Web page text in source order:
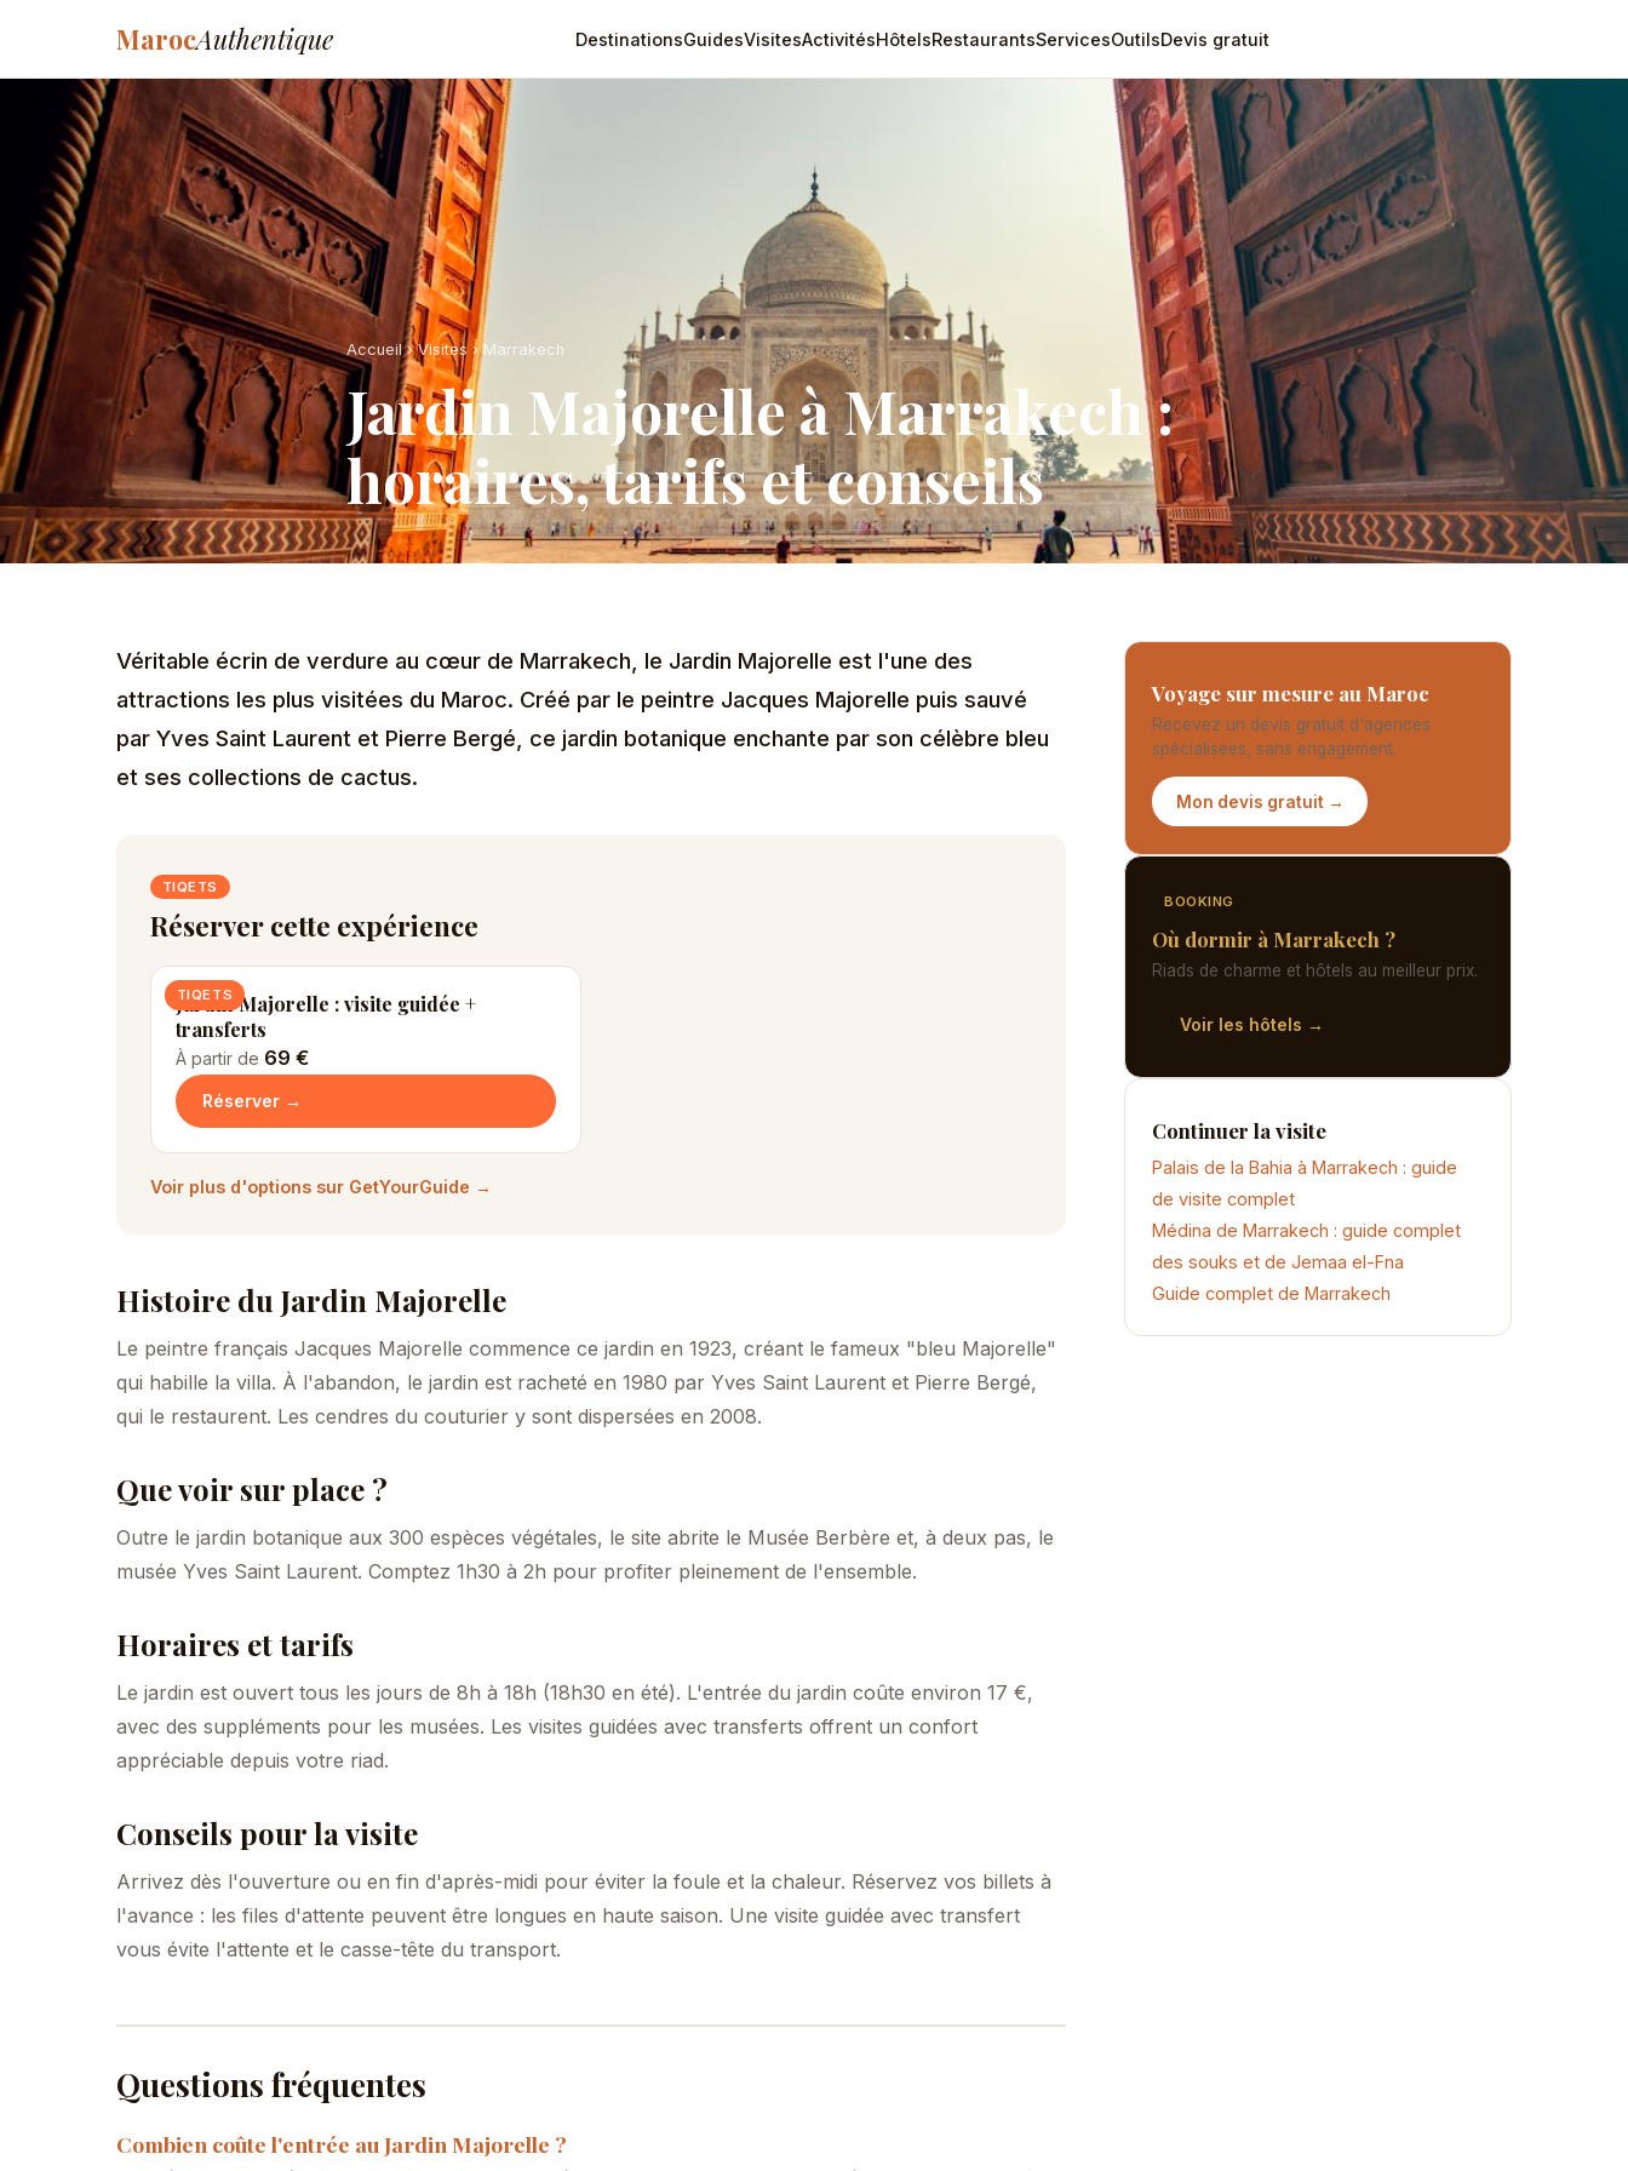
MarocAuthentique DestinationsGuidesVisitesActivitésHôtelsRestaurantsServicesOutilsDevis gratuit
Accueil›Visites › Marrakech
Jardin Majorelle à Marrakech :
horaires, tarifs et conseils
Véritable écrin de verdure au cœur de Marrakech, le Jardin Majorelle est l'une des
attractions les plus visitées du Maroc. Créé par le peintre Jacques Majorelle puis sauvé
par Yves Saint Laurent et Pierre Bergé, ce jardin botanique enchante par son célèbre bleu
et ses collections de cactus.
TIQETS
Réserver cette expérience
TIQETS
Jardin Majorelle : visite guidée +
transferts
À partir de 69 €
Réserver →
Voir plus d'options sur GetYourGuide →
Histoire du Jardin Majorelle
Le peintre français Jacques Majorelle commence ce jardin en 1923, créant le fameux "bleu Majorelle"
qui habille la villa. À l'abandon, le jardin est racheté en 1980 par Yves Saint Laurent et Pierre Bergé,
qui le restaurent. Les cendres du couturier y sont dispersées en 2008.
Que voir sur place ?
Outre le jardin botanique aux 300 espèces végétales, le site abrite le Musée Berbère et, à deux pas, le
musée Yves Saint Laurent. Comptez 1h30 à 2h pour profiter pleinement de l'ensemble.
Horaires et tarifs
Le jardin est ouvert tous les jours de 8h à 18h (18h30 en été). L'entrée du jardin coûte environ 17 €,
avec des suppléments pour les musées. Les visites guidées avec transferts offrent un confort
appréciable depuis votre riad.
Conseils pour la visite
Arrivez dès l'ouverture ou en fin d'après-midi pour éviter la foule et la chaleur. Réservez vos billets à
l'avance : les files d'attente peuvent être longues en haute saison. Une visite guidée avec transfert
vous évite l'attente et le casse-tête du transport.
Questions fréquentes
Combien coûte l'entrée au Jardin Majorelle ?
Voyage sur mesure au Maroc
Recevez un devis gratuit d'agences
spécialisées, sans engagement.
Mon devis gratuit →
BOOKING
Où dormir à Marrakech ?
Riads de charme et hôtels au meilleur prix.
Voir les hôtels →
Continuer la visite
Palais de la Bahia à Marrakech : guide
de visite complet
Médina de Marrakech : guide complet
des souks et de Jemaa el-Fna
Guide complet de Marrakech